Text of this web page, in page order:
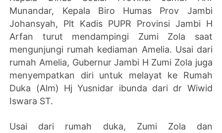
Munandar, Kepala Biro Humas Prov Jambi
Johansyah, Plt Kadis PUPR Provinsi Jambi H
Arfan turut mendampingi Zumi Zola saat
mengunjungi rumah kediaman Amelia. Usai dari
rumah Amelia, Gubernur Jambi H Zumi Zola juga
menyempatkan diri untuk melayat ke Rumah
Duka (Alm) Hj Yusnidar ibunda dari dr Wiwid
Iswara ST.
Usai dari rumah duka, Zumi Zola dan